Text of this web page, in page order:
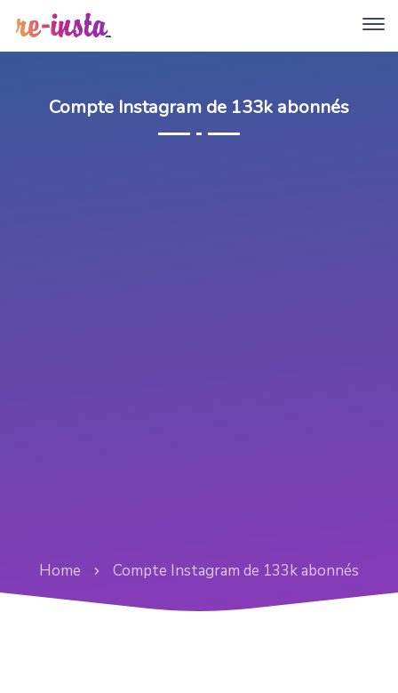
Compte Instagram de 133k abonnés
Home Compte Instagram de 133k abonnés